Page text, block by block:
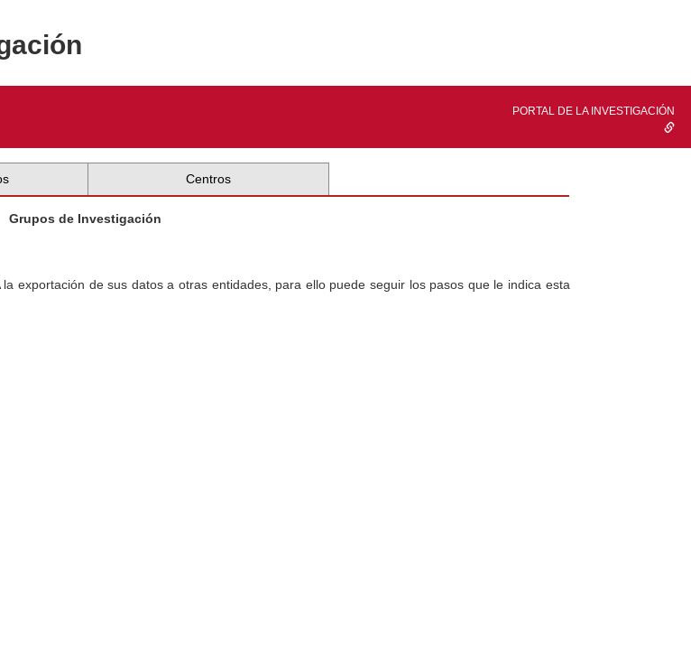
PORTAL DE LA INVESTIGACIÓN
Centros
Grupos de Investigación
exportación de sus datos a otras entidades, para ello puede seguir los pasos que le indica esta